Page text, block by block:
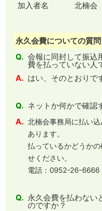
加入者名 北楠会
永久会費についての質問
Q. 会報に同封して振込
費を払っていない人
A. はい、そのとおりで
Q. ネットか何かで確認
A. 北楠会事務局に払い
あります。
払っているかどうか
せください。
電話：0952-26-6666
Q. 永久会費を払わない
のですか？